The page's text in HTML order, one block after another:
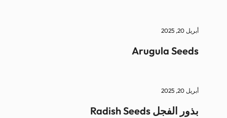
أبريل 20, 2025
Arugula Seeds
أبريل 20, 2025
بذور الفجل Radish Seeds